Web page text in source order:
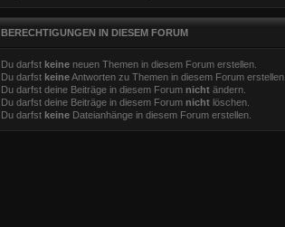
BERECHTIGUNGEN IN DIESEM FORUM
Du darfst keineneuen Themen in diesem Forum erstellen.
Du darfst keineAntworten zu Themen in diesem Forum erstellen.
Du darfst deine Beiträge in diesem Forum nichtändern.
Du darfst deine Beiträge in diesem Forum nichtlöschen.
Du darfst keineDateianhänge in diesem Forum erstellen.